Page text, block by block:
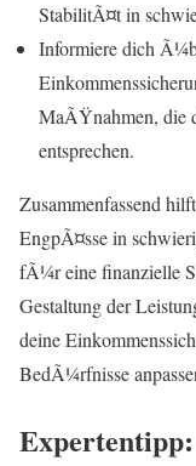
StabilitÃ¤t in
Informiere dich
MaÃŸnahmen, die
entsprechen.
Zusammenfassend
EngpÃ¤sse in
fÃ¼r eine finanzielle
Gestaltung der
deine
BedÃ¼rfnisse